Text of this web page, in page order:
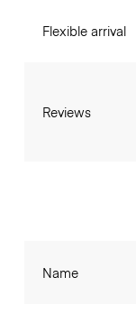
Flexible arrival
Reviews
Name